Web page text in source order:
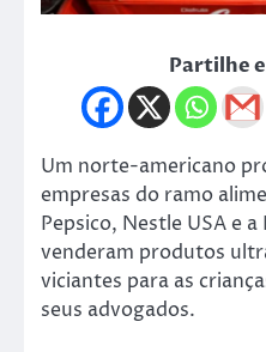
Partilhe
Um norte-americano
empresas do ramo
Pepsico, Nestle USA e
venderam produtos
viciantes para as
seus advogados.